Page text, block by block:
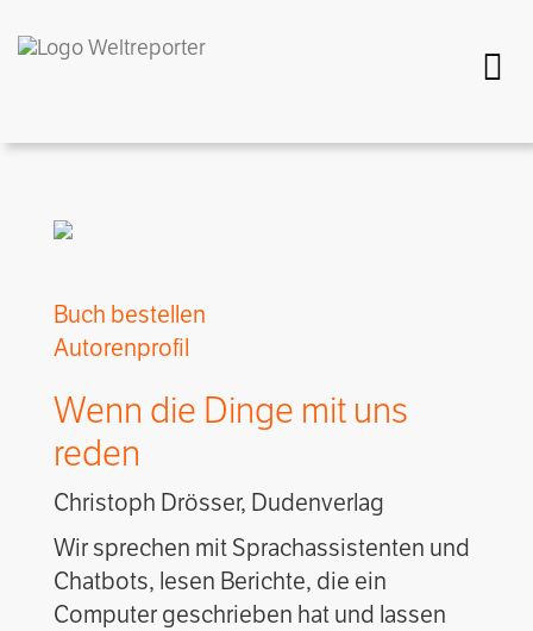
Buch bestellen
Autorenprofil
Wenn die Dinge mit uns
reden
Christoph Drösser, Dudenverlag
Wir sprechen mit Sprachassistenten und
Chatbots, lesen Berichte, die ein
Computer geschrieben hat und lassen